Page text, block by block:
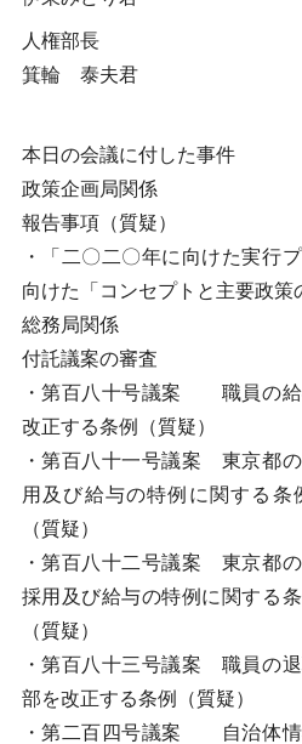
人権部長
箕輪 泰夫君
本日の会議に付した事件
政策企画局関係
報告事項（質疑）
・「二〇二〇年に向けた実行
向けた「コンセプトと主要政策
総務局関係
付託議案の審査
・第百八十号議案 職員の給
改正する条例（質疑）
・第百八十一号議案 東京都
用及び給与の特例に関する条
（質疑）
・第百八十二号議案 東京都
採用及び給与の特例に関する
（質疑）
・第百八十三号議案 職員の
部を改正する条例（質疑）
・第二百四号議案 自治体情